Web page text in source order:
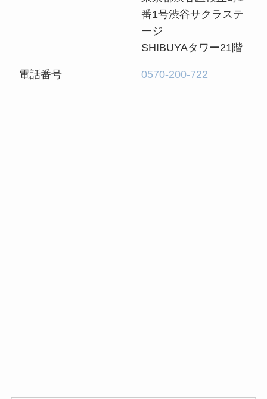
番1号渋谷サクラステ
ージ
SHIBUYAタワー21階
電話番号 0570-200-722